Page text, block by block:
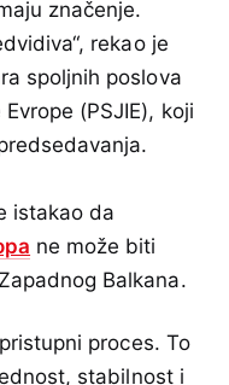
značenje.
rekao je
spoljnih poslova
(PSJIE), koji
istakao da
ne može biti
Balkana.
proces. To
stabilnost i